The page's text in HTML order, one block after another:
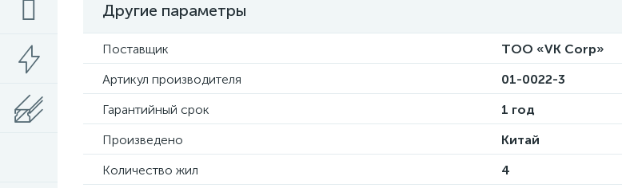
Другие параметры
Поставщик
ТОО «VK Corp»
Артикул производителя
01-0022-3
Гарантийный срок
1 год
Произведено
Китай
Количество жил
4